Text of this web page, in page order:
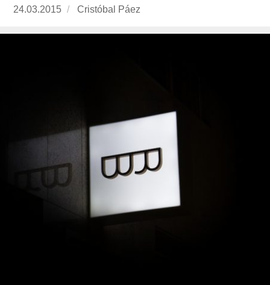
Publicado
24.03.2015
https://www.experimenta.es/author/cristobal-
Cristóbal Páez